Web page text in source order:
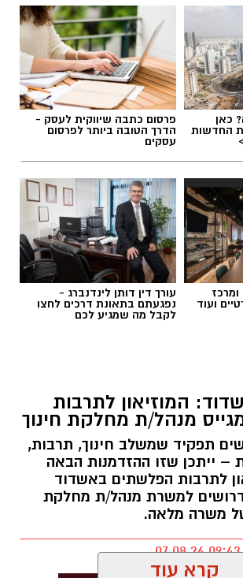
כאן
החדשות
פרסום כתבה שיווקית לעסק -
הדרך הטובה ביותר לפרסום
עסקים
ועוד
עורך דין דותן לינדנברג -
נפגעתם בתאונת דרכים לחצו
לקבל מה שמגיע לכם
המוזיאון לתרבות
מנהל/ת מחלקת חינוך
תפקיד שמשלב חינוך, תרבות,
– ייתכן שזו ההזדמנות הבאה
לתרבות הפלשתים באשדוד
למשרת מנהל/ת מחלקת
משרה מלאה.
קרא עוד